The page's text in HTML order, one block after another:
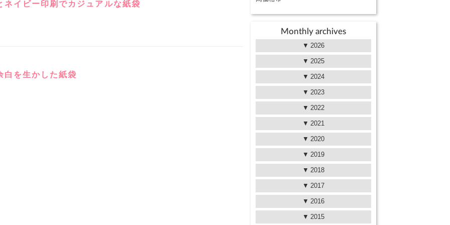
ネイビー印刷でカジュアルな紙袋
白を生かした紙袋
Monthly archives
2026
2025
2024
2023
2022
2021
2020
2019
2018
2017
2016
2015